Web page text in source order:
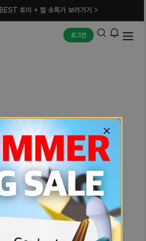
BEST 토이 + 젤 초특가 보러가기 >
로그인
예상치 못한 에러입니다.